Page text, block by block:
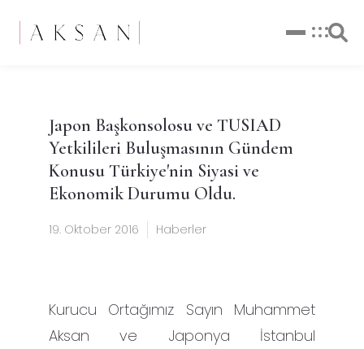
Japon Başkonsolosu ve TUSIAD
Yetkilileri Buluşmasının Gündem
Konusu Türkiye'nin Siyasi ve
Ekonomik Durumu Oldu.
19. Oktober 2016 Haberler
Kurucu Ortağımız Sayın Muhammet
Aksan ve Japonya İstanbul